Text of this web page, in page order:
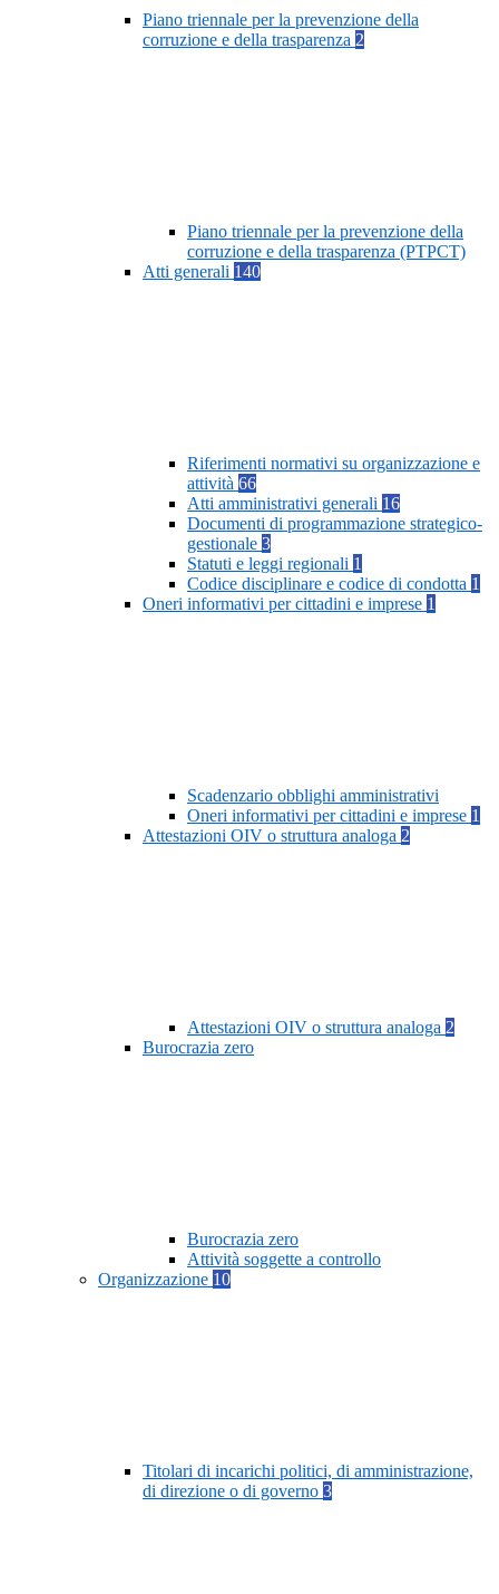
Piano triennale per la prevenzione della
corruzione e della trasparenza 2
Piano triennale per la prevenzione della
corruzione e della trasparenza (PTPCT)
Atti generali 140
Riferimenti normativi su organizzazione e
attività 66
Atti amministrativi generali 16
Documenti di programmazione strategico-
gestionale 3
Statuti e leggi regionali 1
Codice disciplinare e codice di condotta 1
Oneri informativi per cittadini e imprese 1
Scadenzario obblighi amministrativi
Oneri informativi per cittadini e imprese 1
Attestazioni OIV o struttura analoga 2
Attestazioni OIV o struttura analoga 2
Burocrazia zero
Burocrazia zero
Attività soggette a controllo
Organizzazione 10
Titolari di incarichi politici, di amministrazione,
di direzione o di governo 3